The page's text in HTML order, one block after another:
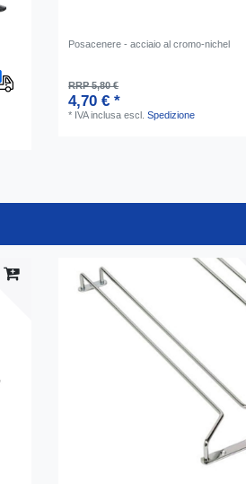
Posacenere - acciaio al cromo-nichel
RRP 5,80 €
4,70 € *
* IVA inclusa escl.Spedizione